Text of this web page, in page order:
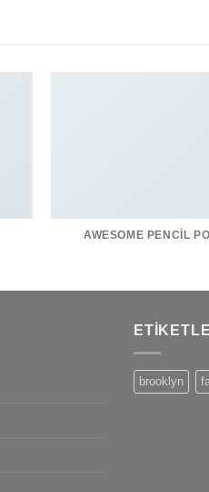
AWESOME PENCIL
brooklyn